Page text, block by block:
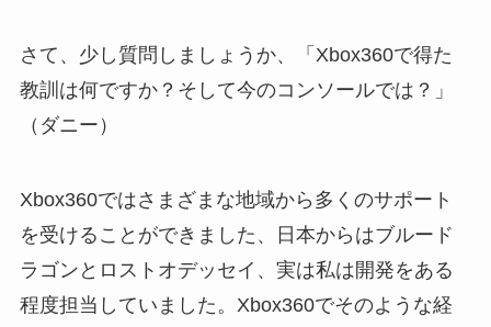
さて、少し質問しましょうか、「Xbox360で得た
教訓は何ですか？そして今のコンソールでは？」
（ダニー）
Xbox360ではさまざまな地域から多くのサポート
を受けることができました、日本からはブルード
ラゴンとロストオデッセイ、実は私は開発をある
程度担当していました。Xbox360でそのような経